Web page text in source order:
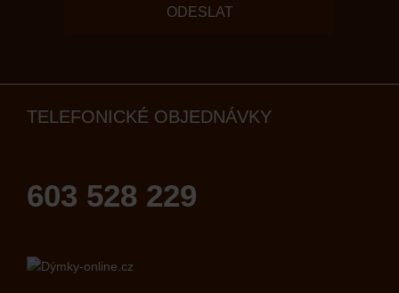
ODESLAT
TELEFONICKÉ OBJEDNÁVKY
603 528 229